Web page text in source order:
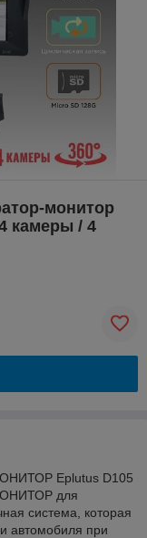
монитор
камеры / 4
Eplutus D105
для
система, которая
автомобиля при